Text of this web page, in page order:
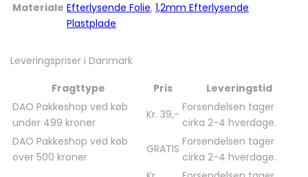
Materiale Efterlysende Folie, 1,2mm Efterlysende
Plastplade
Leveringspriser i Danmark
Fragttype
Pris
Leveringstid
DAO Pakkeshop ved køb
under 499 kroner
Kr. 39,-
Forsendelsen tager
cirka 2-4 hverdage.
DAO Pakkeshop ved køb
over 500 kroner
GRATIS
Forsendelsen tager
cirka 2-4 hverdage.